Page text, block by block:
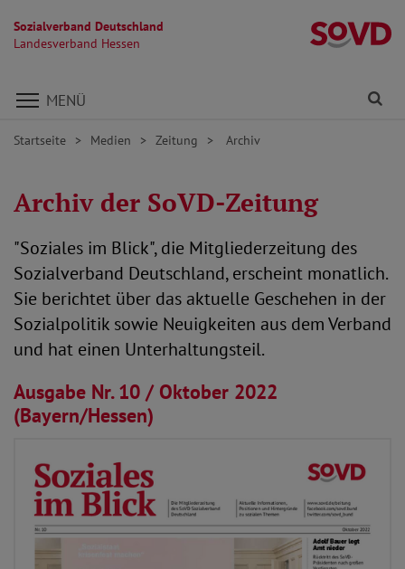
Sozialverband Deutschland
Landesverband Hessen
Direkt zu den Inhalten springen
MENÜ
Startseite Medien Zeitung Archiv
Archiv der SoVD-Zeitung
"Soziales im Blick", die Mitgliederzeitung des
Sozialverband Deutschland, erscheint monatlich.
Sie berichtet über das aktuelle Geschehen in der
Sozialpolitik sowie Neuigkeiten aus dem Verband
und hat einen Unterhaltungsteil.
29.09.2022
Ausgabe Nr. 10 / Oktober 2022
(Bayern/Hessen)